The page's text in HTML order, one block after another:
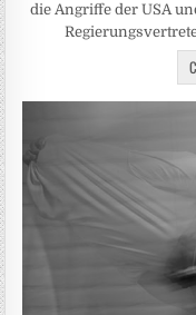
die Angriffe der USA